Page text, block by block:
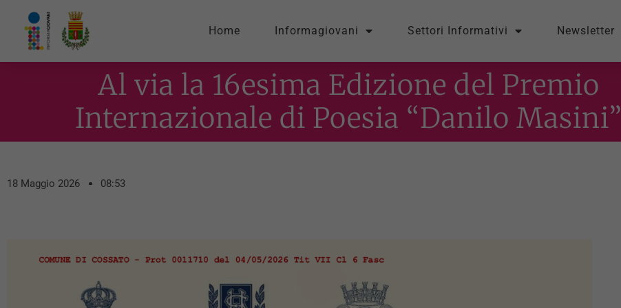
Home Informagiovani Settori Informativi Newsletter
Al via la 16esima Edizione del Premio
Internazionale di Poesia “Danilo Masini”
18 Maggio 2026 08:53